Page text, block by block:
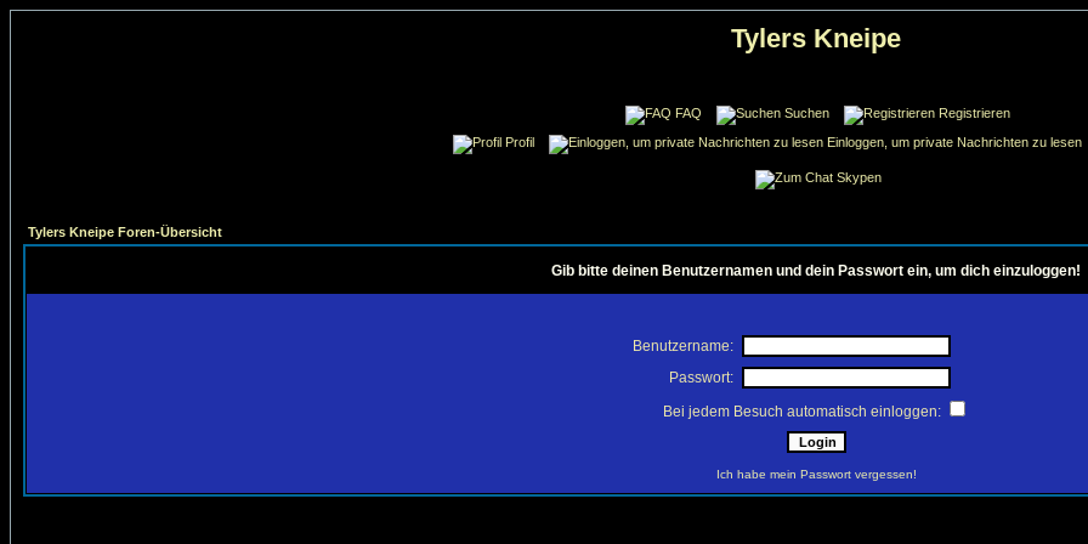
Tylers Kneipe
FAQ Suchen
Registrieren
Profil
Einloggen, um private Nachrichten zu lesen
Skypen
Tylers Kneipe Foren-Übersicht
Gib bitte deinen Benutzernamen und dein Passwort ein, um dich einzuloggen!
Benutzername:
Passwort:
Bei jedem Besuch automatisch einloggen:
Ich habe mein Passwort vergessen!